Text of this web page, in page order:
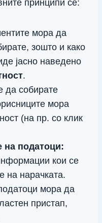
принципи се:
мора да
зошто и како
јасно наведено
.
да собирате
мора
(на пр. со клик
податоци:
кои се
на нарачката.
мора да
пристап,